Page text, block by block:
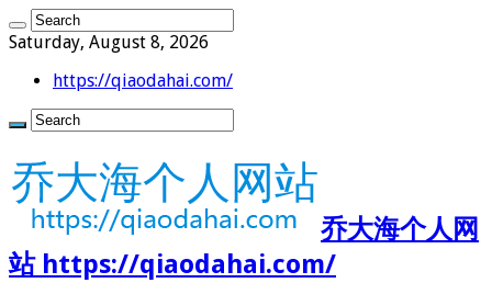
Saturday, August 8, 2026
https://qiaodahai.com/
乔大海个人网
站 https://qiaodahai.com/